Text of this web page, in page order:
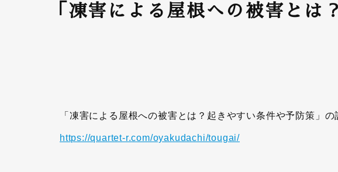
「凍害による屋根への被害とは
「凍害による屋根への被害とは？起きやすい条件や予防策」の
https://quartet-r.com/oyakudachi/tougai/